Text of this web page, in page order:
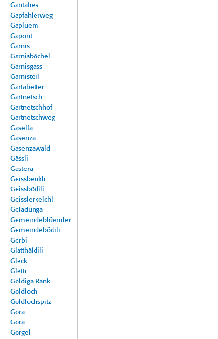
Gantafies
Gapfahlerweg
Gapluem
Gapont
Garnis
Garnisböchel
Garnisgass
Garnisteil
Gartabetter
Gartnetsch
Gartnetschhof
Gartnetschweg
Gaselfa
Gasenza
Gasenzawald
Gässli
Gastera
Geissbenkli
Geissbödili
Geisslerkelchli
Geladunga
Gemeindeblüemler
Gemeindebödili
Gerbi
Glatthäldili
Gleck
Gletti
Goldiga Rank
Goldloch
Goldlochspitz
Gora
Göra
Gorgel